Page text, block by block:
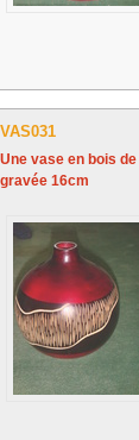
VAS031
Une vase en bois
gravée 16cm